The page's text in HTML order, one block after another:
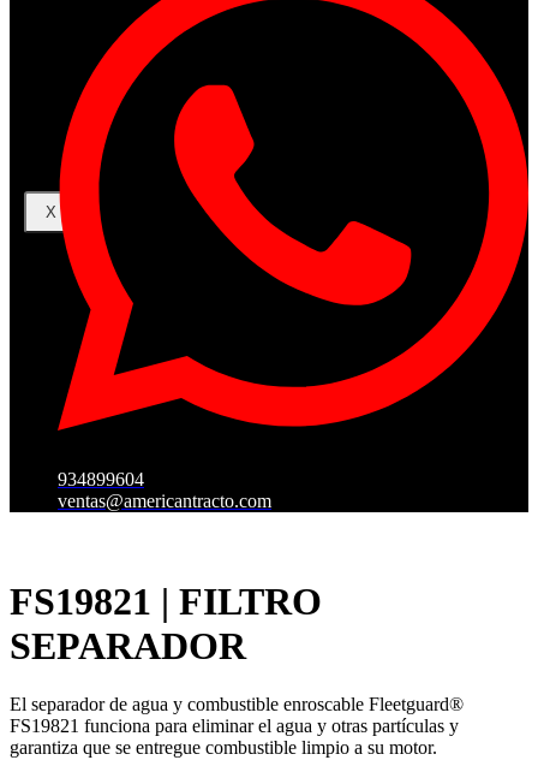
Contacto
Acceder
Iniciar Sesion
Registro
Restablecer la contraseña
X
934899604
ventas@americantracto.com
FS19821 | FILTRO
SEPARADOR
El separador de agua y combustible enroscable Fleetguard®
FS19821 funciona para eliminar el agua y otras partículas y
garantiza que se entregue combustible limpio a su motor.